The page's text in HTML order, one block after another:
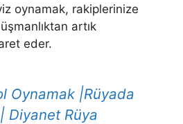
oynamak, rakiplerinize
artık
eder.
Oynamak |Rüyada
Diyanet Rüya